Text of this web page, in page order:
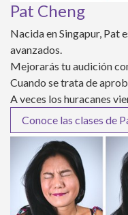
Pat Cheng
Nacida en Singapur, Pat
avanzados.
Mejorarás tu audición
Cuando se trata de
A veces los huracanes
Conoce las clases de